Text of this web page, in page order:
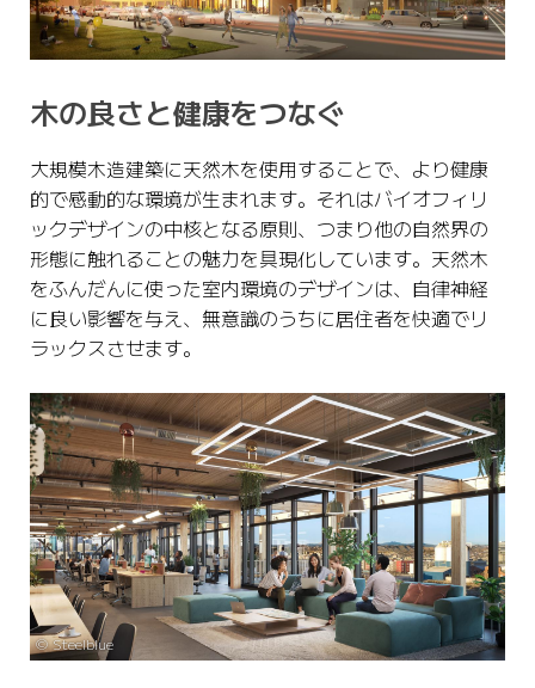
木の良さと健康をつなぐ
大規模木造建築に天然木を使用することで、より健康
的で感動的な環境が生まれます。それはバイオフィリ
ックデザインの中核となる原則、つまり他の自然界の
形態に触れることの魅力を具現化しています。天然木
をふんだんに使った室内環境のデザインは、自律神経
に良い影響を与え、無意識のうちに居住者を快適でリ
ラックスさせます。
©️ Steelblue